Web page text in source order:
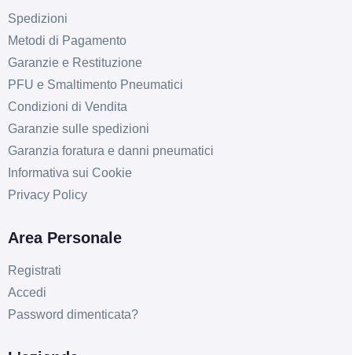
Spedizioni
Metodi di Pagamento
Garanzie e Restituzione
PFU e Smaltimento Pneumatici
Condizioni di Vendita
Garanzie sulle spedizioni
Garanzia foratura e danni pneumatici
Informativa sui Cookie
Privacy Policy
Area Personale
Registrati
Accedi
Password dimenticata?